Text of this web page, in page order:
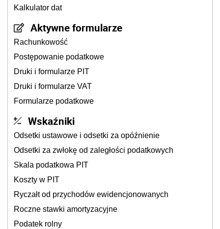
Kalkulator dat
Aktywne formularze
Rachunkowość
Postępowanie podatkowe
Druki i formularze PIT
Druki i formularze VAT
Formularze podatkowe
Wskaźniki
Odsetki ustawowe i odsetki za opóźnienie
Odsetki za zwłokę od zaległości podatkowych
Skala podatkowa PIT
Koszty w PIT
Ryczałt od przychodów ewidencjonowanych
Roczne stawki amortyzacyjne
Podatek rolny